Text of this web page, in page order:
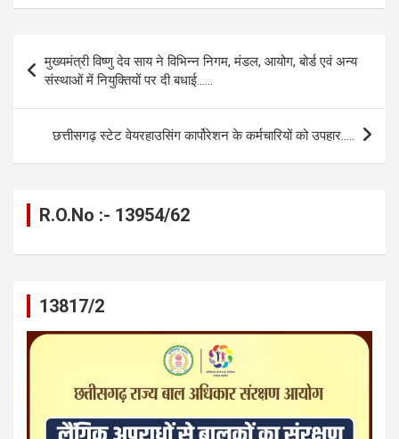
ce
b
o
o
k
se
n
g
er
at
A
p
p
e
gr
a
m
ail py
Li
n
k
ar
e
navigation
मुख्यमंत्री विष्णु देव साय ने विभिन्न निगम, मंडल, आयोग, बोर्ड एवं अन्य
संस्थाओं में नियुक्तियों पर दी बधाई……
छत्तीसगढ़ स्टेट वेयरहाउसिंग कार्पोरेशन के कर्मचारियों को उपहार…..
R.O.No :- 13954/62
13817/2